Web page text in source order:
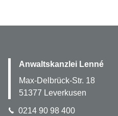
Anwaltskanzlei Lenné
Max-Delbrück-Str. 18
51377 Leverkusen
0214 90 98 400